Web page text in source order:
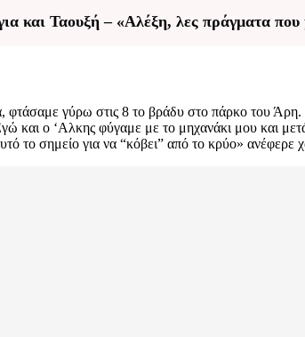
και Ταουξή – «Αλέξη, λες πράγματα που
φτάσαμε γύρω στις 8 το βράδυ στο πάρκο του
και ο ‘Αλκης φύγαμε με το μηχανάκι μου και
το σημείο για να “κόβει” από το κρύο» ανέφερε